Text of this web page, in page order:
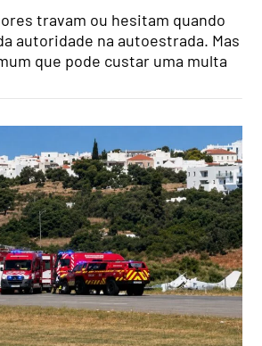
travam ou hesitam quando
autoridade na autoestrada. Mas
que pode custar uma multa